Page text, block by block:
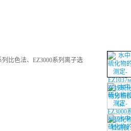
比色法、EZ3000系列离子选